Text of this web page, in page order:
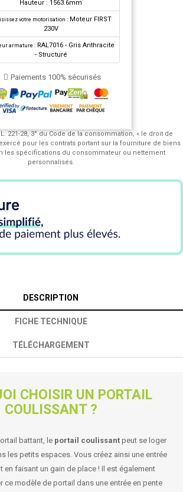
Hauteur : 1563.6mm
votre motorisation : Moteur FIRST
230V
armature : RAL7016 - Gris Anthracite
- Structuré
Paiements 100% sécurisés
221-28, 3° du Code de la consommation, « le droit de
pour les contrats portant sur la fourniture de biens
les spécifications du consommateur ou nettement
personnalisés.
DESCRIPTION
FICHE TECHNIQUE
TÉLÉCHARGEMENT
CHOISIR UN PORTAIL
COULISSANT ?
battant, le portail coulissantpeut se loger
les petits espaces. Vous créez ainsi une entrée
en faisant un gain de place ! Il est également
ce modèle de portail dans une entrée en pente